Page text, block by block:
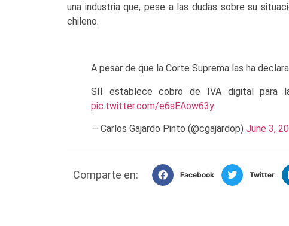
una industria que, pese a las dudas sobre su
chileno.
A pesar de que la Corte Suprema las ha
SII establece cobro de IVA digital para
pic.twitter.com/e6sEAow63y
— Carlos Gajardo Pinto (@cgajardop) June 3,
Comparte en: Facebook Twitter